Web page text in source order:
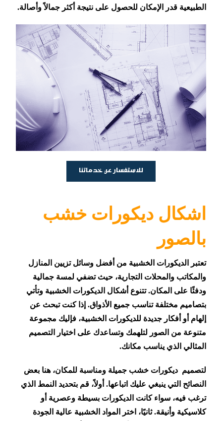
الطبيعية قدر الإمكان للحصول على نتيجة أكثر جمالاً وأصالة.
للاستفسار عن خدماتنا
اشكال ديكورات خشب
بالصور
تعتبر الديكورات الخشبية من أفضل وسائل تزيين المنازل
والمكاتب والمحلات التجارية، حيث تضفي لمسة جمالية
ودفئًا على المكان. تتنوع أشكال الديكورات الخشبية وتأتي
بتصاميم مختلفة تناسب جميع الأذواق. إذا كنت تبحث عن
إلهام أو أفكار جديدة للديكورات الخشبية، فإليك مجموعة
متنوعة من الصور لتلهمك وتساعدك على اختيار التصميم
المثالي الذي يناسب مكانك.
لتصميم ديكورات خشب جميلة ومناسبة للمكان، هنا بعض
النصائح التي ينبغي عليك اتباعها. أولاً، قم بتحديد النمط الذي
ترغب فيه، سواء كانت الديكورات بسيطة وعصرية أو
كلاسيكية وأنيقة. ثانيًا، اختر المواد الخشبية عالية الجودة